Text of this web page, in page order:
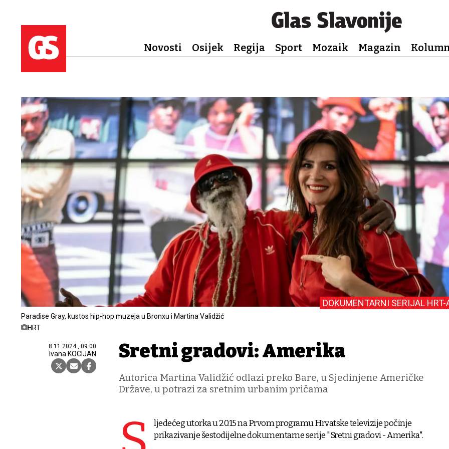
Novosti Osijek Regija Sport Mozaik Magazin
Paradise Gray, kustos hip-hop muzeja u Bronxu i Martina Validžić
HRT
8.11.2024., 09:00
Ivana KOCIJAN
DOKUMENTARNI SERIJAL HRT-
Sretni gradovi: Amerika
Autorica Martina Validžić odlazi preko Bare, u Sjedinjene Američke
Države, u potrazi za sretnim urbanim pričama
ljedećeg utorka u 20.15 na Prvom programu Hrvatske televizije počinje
prikazivanje šestodijelne dokumentarne serije "Sretni gradovi - Amerika".